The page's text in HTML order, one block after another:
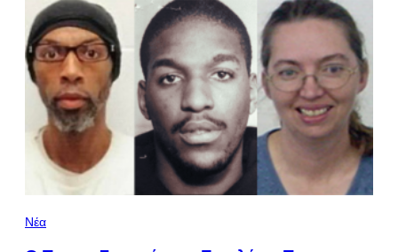
Νέα